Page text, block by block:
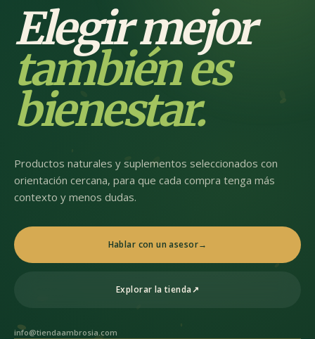
Elegir mejor
también es
bienestar.
Productos naturales y suplementos seleccionados con
orientación cercana, para que cada compra tenga más
contexto y menos dudas.
Hablar con un asesor→
Explorar la tienda↗
info@tiendaambrosia.com